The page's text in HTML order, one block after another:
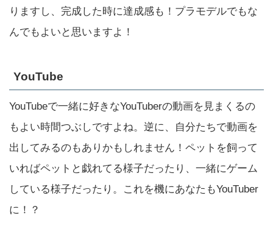
りますし、完成した時に達成感も！プラモデルでもな
んでもよいと思いますよ！
YouTube
YouTubeで一緒に好きなYouTuberの動画を見まくるの
もよい時間つぶしですよね。逆に、自分たちで動画を
出してみるのもありかもしれません！ペットを飼って
いればペットと戯れてる様子だったり、一緒にゲーム
している様子だったり。これを機にあなたもYouTuber
に！？